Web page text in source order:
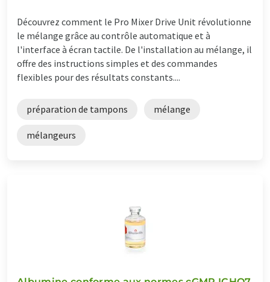
Découvrez comment le Pro Mixer Drive Unit révolutionne
le mélange grâce au contrôle automatique et à
l'interface à écran tactile. De l'installation au mélange, il
offre des instructions simples et des commandes
flexibles pour des résultats constants....
préparation de tampons mélange
mélangeurs